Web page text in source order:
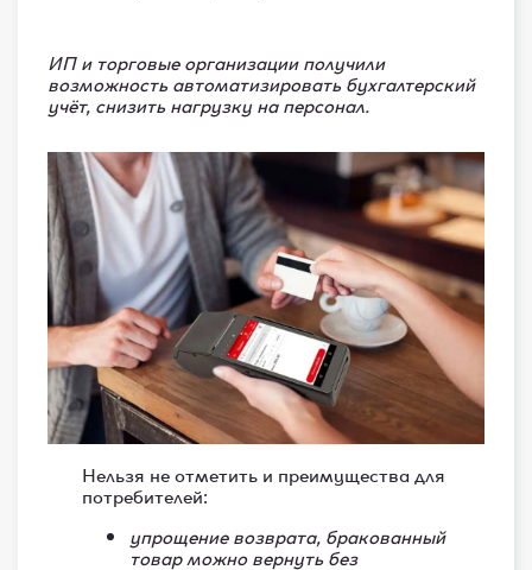
ИП и торговые организации получили
возможность автоматизировать бухгалтерский
учёт, снизить нагрузку на персонал.
Нельзя не отметить и преимущества для
потребителей:
упрощение возврата, бракованный
товар можно вернуть без